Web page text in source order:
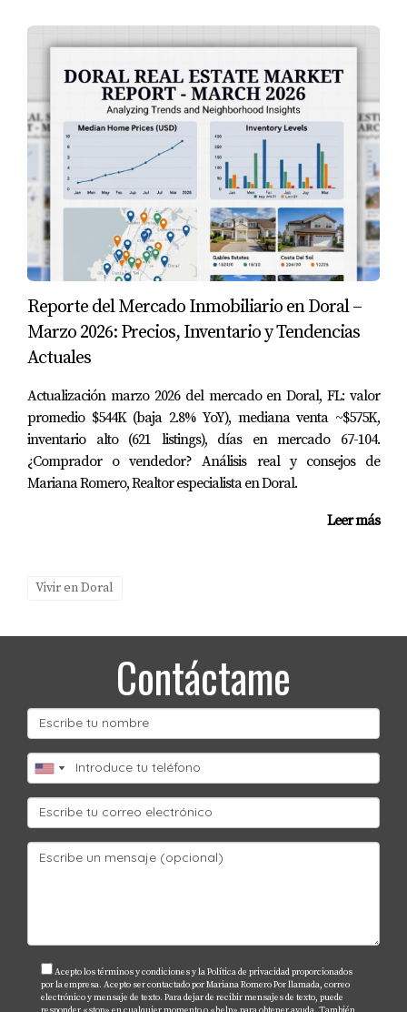
Reporte del Mercado Inmobiliario en Doral –
Marzo 2026: Precios, Inventario y Tendencias
Actuales
Actualización marzo 2026 del mercado en Doral, FL: valor
promedio $544K (baja 2.8% YoY), mediana venta ~$575K,
inventario alto (621 listings), días en mercado 67-104.
¿Comprador o vendedor? Análisis real y consejos de
Mariana Romero, Realtor especialista en Doral.
Leer más
Vivir en Doral
Contáctame
Acepto los términos y condiciones y la Política de privacidad proporcionados
por la empresa. Acepto ser contactado por Mariana Romero Por llamada, correo
electrónico y mensaje de texto. Para dejar de recibir mensajes de texto, puede